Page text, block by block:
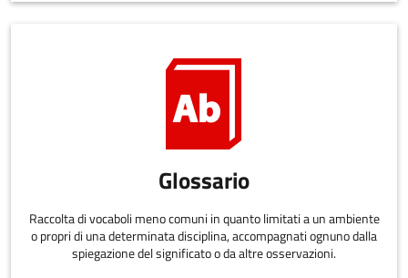
Glossario
Raccolta di vocaboli meno comuni in quanto limitati a un ambiente
o propri di una determinata disciplina, accompagnati ognuno dalla
spiegazione del significato o da altre osservazioni.